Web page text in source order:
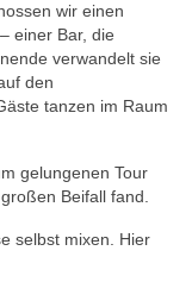
wir einen
einer Bar, die
verwandelt sie
den
tanzen im Raum
gelungenen Tour
Beifall fand.
selbst mixen. Hier